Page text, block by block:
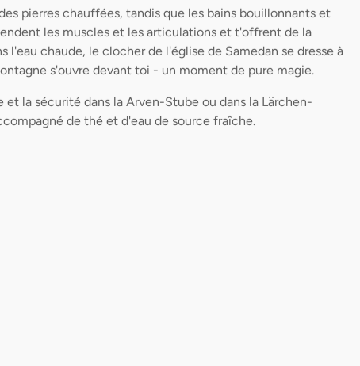
pierres chauffées, tandis que les bains bouillonnants et
les muscles et les articulations et t'offrent de la
l'eau chaude, le clocher de l'église de Samedan se dresse à
s'ouvre devant toi - un moment de pure magie.
la sécurité dans la Arven-Stube ou dans la Lärchen-
de thé et d'eau de source fraîche.